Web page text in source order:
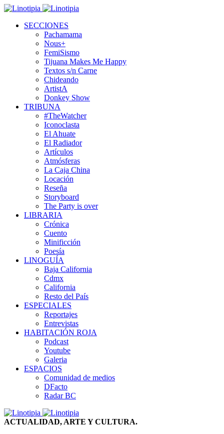
SECCIONES
Pachamama
Nous+
FemiSismo
Tijuana Makes Me Happy
Textos s/n Carne
Chideando
ArtistA
Donkey Show
TRIBUNA
#TheWatcher
Iconoclasta
El Ahuate
El Radiador
Artículos
Atmósferas
La Caja China
Locación
Reseña
Storyboard
The Party is over
LIBRARIA
Crónica
Cuento
Minificción
Poesía
LINOGUÍA
Baja California
Cdmx
California
Resto del País
ESPECIALES
Reportajes
Entrevistas
HABITACIÓN ROJA
Podcast
Youtube
Galeria
ESPACIOS
Comunidad de medios
DFacto
Radar BC
ACTUALIDAD, ARTE Y CULTURA.